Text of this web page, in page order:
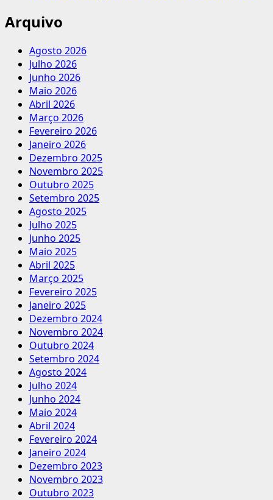
Arquivo
Agosto 2026
Julho 2026
Junho 2026
Maio 2026
Abril 2026
Março 2026
Fevereiro 2026
Janeiro 2026
Dezembro 2025
Novembro 2025
Outubro 2025
Setembro 2025
Agosto 2025
Julho 2025
Junho 2025
Maio 2025
Abril 2025
Março 2025
Fevereiro 2025
Janeiro 2025
Dezembro 2024
Novembro 2024
Outubro 2024
Setembro 2024
Agosto 2024
Julho 2024
Junho 2024
Maio 2024
Abril 2024
Fevereiro 2024
Janeiro 2024
Dezembro 2023
Novembro 2023
Outubro 2023